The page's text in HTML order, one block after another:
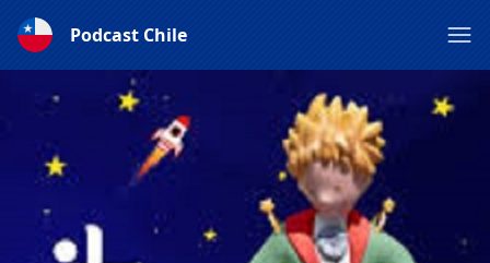
Podcast Chile